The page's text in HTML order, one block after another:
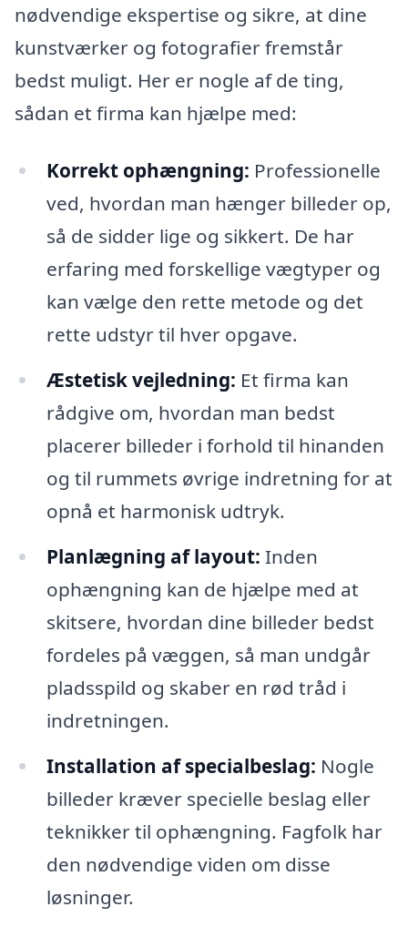
nødvendige ekspertise og sikre, at dine
kunstværker og fotografier fremstår
bedst muligt. Her er nogle af de ting,
sådan et firma kan hjælpe med:
Korrekt ophængning: Professionelle
ved, hvordan man hænger billeder op,
så de sidder lige og sikkert. De har
erfaring med forskellige vægtyper og
kan vælge den rette metode og det
rette udstyr til hver opgave.
Æstetisk vejledning: Et firma kan
rådgive om, hvordan man bedst
placerer billeder i forhold til hinanden
og til rummets øvrige indretning for at
opnå et harmonisk udtryk.
Planlægning af layout: Inden
ophængning kan de hjælpe med at
skitsere, hvordan dine billeder bedst
fordeles på væggen, så man undgår
pladsspild og skaber en rød tråd i
indretningen.
Installation af specialbeslag: Nogle
billeder kræver specielle beslag eller
teknikker til ophængning. Fagfolk har
den nødvendige viden om disse
løsninger.